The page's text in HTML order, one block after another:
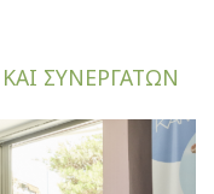
ΣΥΝΕΡΓΑΤΩΝ